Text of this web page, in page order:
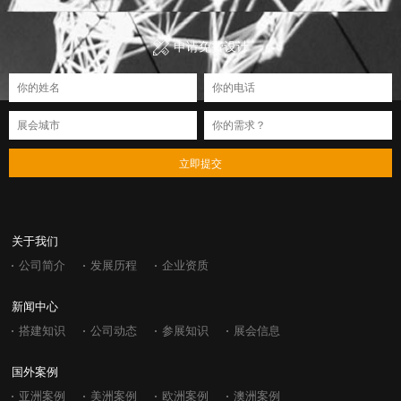
申请免费设计
立即提交
关于我们
公司简介 发展历程 企业资质
新闻中心
搭建知识 公司动态 参展知识 展会信息
国外案例
亚洲案例 美洲案例 欧洲案例 澳洲案例